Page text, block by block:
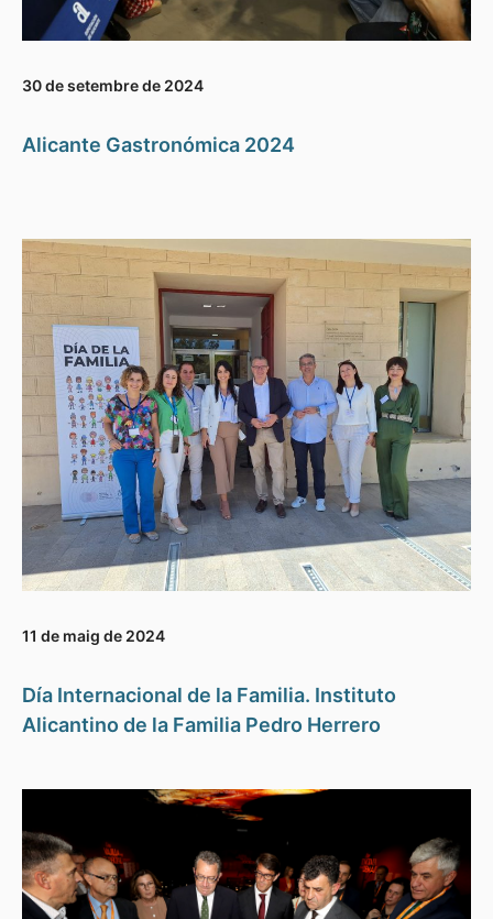
30 de setembre de 2024
Alicante Gastronómica 2024
11 de maig de 2024
Día Internacional de la Familia. Instituto
Alicantino de la Familia Pedro Herrero